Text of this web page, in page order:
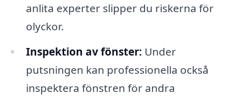
anlita experter slipper du riskerna för
olyckor.
Inspektion av fönster: Under
putsningen kan professionella också
inspektera fönstren för andra